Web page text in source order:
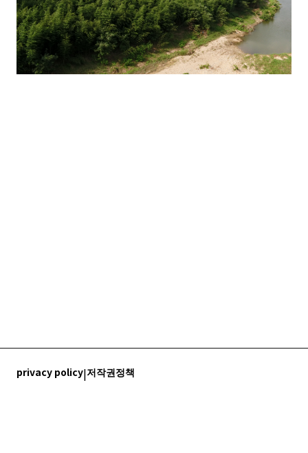
privacy policy|저작권정책